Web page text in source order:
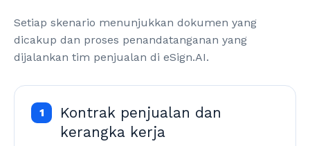
Setiap skenario menunjukkan dokumen yang
dicakup dan proses penandatanganan yang
dijalankan tim penjualan di eSign.AI.
1
Kontrak penjualan dan
kerangka kerja